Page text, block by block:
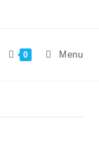
0 Menu